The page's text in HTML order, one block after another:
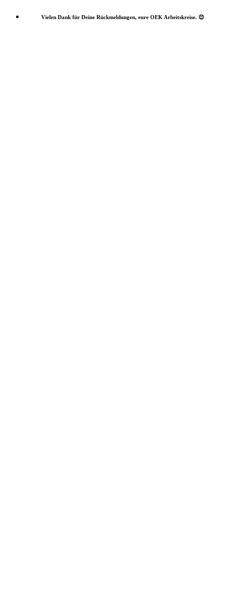
Vielen Dank für Deine Rückmeldungen, eure OEK Arbeitskreise. 😊